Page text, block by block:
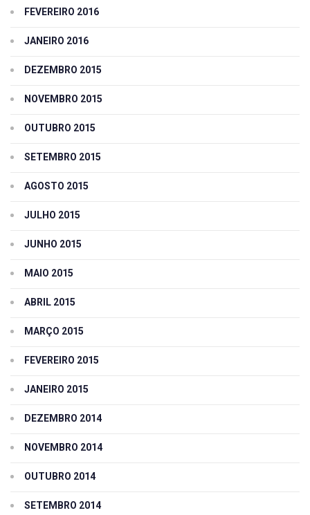
FEVEREIRO 2016
JANEIRO 2016
DEZEMBRO 2015
NOVEMBRO 2015
OUTUBRO 2015
SETEMBRO 2015
AGOSTO 2015
JULHO 2015
JUNHO 2015
MAIO 2015
ABRIL 2015
MARÇO 2015
FEVEREIRO 2015
JANEIRO 2015
DEZEMBRO 2014
NOVEMBRO 2014
OUTUBRO 2014
SETEMBRO 2014